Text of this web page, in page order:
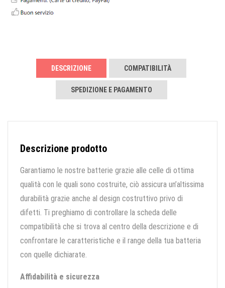
DESCRIZIONE COMPATIBILITÀ
SPEDIZIONE E PAGAMENTO
Descrizione prodotto
Garantiamo le nostre batterie grazie alle celle di ottima
qualità con le quali sono costruite, ciò assicura un’altissima
durabilità grazie anche al design costruttivo privo di
difetti. Ti preghiamo di controllare la scheda delle
compatibilità che si trova al centro della descrizione e di
confrontare le caratteristiche e il range della tua batteria
con quelle dichiarate.
Affidabilità e sicurezza